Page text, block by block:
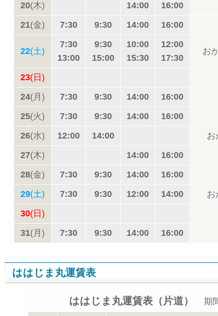
20(木) 14:00
16:00
21(金) 7:30 9:30 14:00 16:00
22(土)
7:30
13:00
9:30
15:00
10:00
15:30
12:00
17:30
お
23(日)
24(月) 7:30 9:30 14:00
16:00
25(火) 7:30 9:30 14:00
16:00
26(水) 12:00 14:00
お
27(木) 14:00
16:00
28(金) 7:30 9:30 14:00
16:00
29(土) 7:30 9:30 12:00 14:00
お
30(日)
31(月) 7:30 9:30 14:00 16:00
ははじま丸運賃表
ははじま丸運賃表（片道） 期